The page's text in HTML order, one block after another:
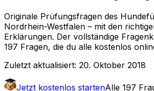
Originale Prüfungsfragen des
Nordrhein-Westfalen – mit den
Erklärungen. Der vollständige
197 Fragen, die du alle kostenlos
Zuletzt aktualisiert: 20. Oktober 2018
Jetzt kostenlos startenAlle 197